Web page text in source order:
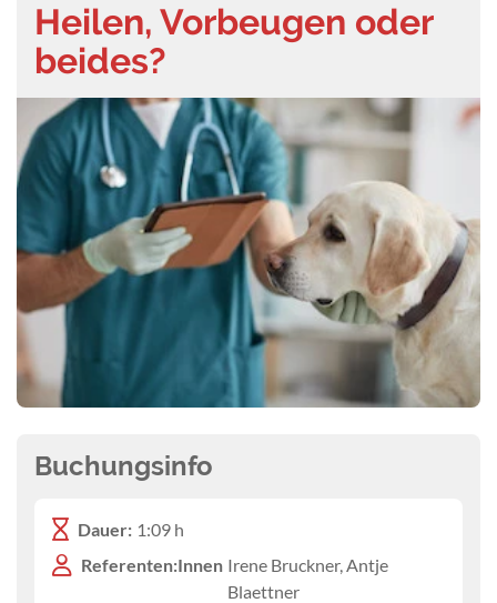
Heilen, Vorbeugen oder
beides?
Buchungsinfo
Dauer: 1:09 h
Referenten:Innen Irene Bruckner, Antje
Blaettner